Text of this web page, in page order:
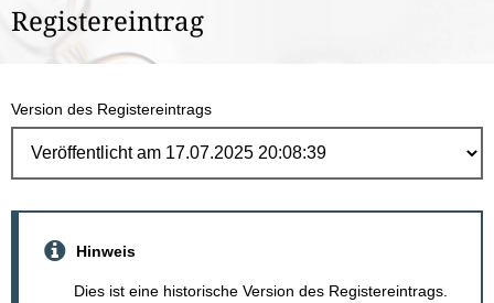
hier:
Registereintrag
Version des Registereintrags
Hinweis
Dies ist eine historische Version des Registereintrags.